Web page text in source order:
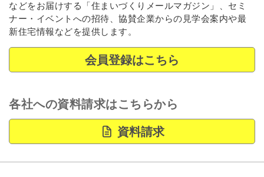
などをお届けする「住まいづくりメールマガジン」、セミ
ナー・イベントへの招待、協賛企業からの見学会案内や最
新住宅情報などを提供します。
会員登録はこちら
各社への資料請求はこちらから
資料請求